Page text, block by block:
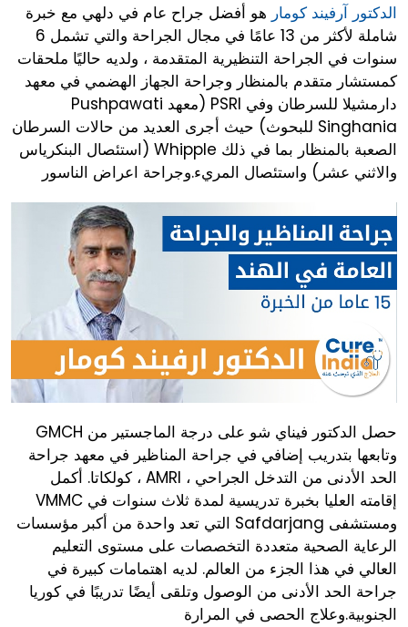
الدكتور آرفيند كومار هو أفضل جراح عام في دلهي مع خبرة
شاملة لأكثر من 13 عامًا في مجال الجراحة والتي تشمل 6
سنوات في الجراحة التنظيرية المتقدمة ، ولديه حاليًا ملحقات
كمستشار متقدم بالمنظار وجراحة الجهاز الهضمي في معهد
دارمشيلا للسرطان وفي PSRI (معهد Pushpawati
Singhania للبحوث) حيث أجرى العديد من حالات السرطان
الصعبة بالمنظار بما في ذلك Whipple (استئصال البنكرياس
والاثني عشر) واستئصال المريء.وجراحة اعراض الناسور
حصل الدكتور فيناي شو على درجة الماجستير من GMCH
وتابعها بتدريب إضافي في جراحة المناظير في معهد جراحة
الحد الأدنى من التدخل الجراحي ، AMRI ، كولكاتا. أكمل
إقامته العليا بخبرة تدريسية لمدة ثلاث سنوات في VMMC
ومستشفى Safdarjang التي تعد واحدة من أكبر مؤسسات
الرعاية الصحية متعددة التخصصات على مستوى التعليم
العالي في هذا الجزء من العالم. لديه اهتمامات كبيرة في
جراحة الحد الأدنى من الوصول وتلقى أيضًا تدريبًا في كوريا
الجنوبية.وعلاج الحصى في المرارة